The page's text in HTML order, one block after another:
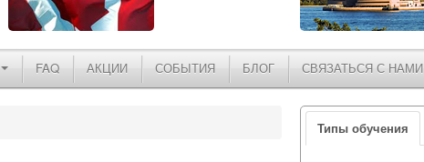
FAQ АКЦИИ СОБЫТИЯ БЛОГ СВЯЗАТЬСЯ С НАМИ
Типы обучения